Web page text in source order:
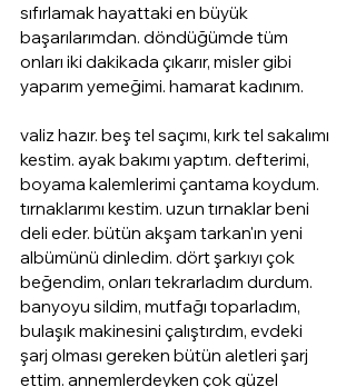
sıfırlamak hayattaki en büyük
başarılarımdan. döndüğümde tüm
onları iki dakikada çıkarır, misler gibi
yaparım yemeğimi. hamarat kadınım.
valiz hazır. beş tel saçımı, kırk tel sakalımı
kestim. ayak bakımı yaptım. defterimi,
boyama kalemlerimi çantama koydum.
tırnaklarımı kestim. uzun tırnaklar beni
deli eder. bütün akşam tarkan'ın yeni
albümünü dinledim. dört şarkıyı çok
beğendim, onları tekrarladım durdum.
banyoyu sildim, mutfağı toparladım,
bulaşık makinesini çalıştırdım, evdeki
şarj olması gereken bütün aletleri şarj
ettim. annemlerdeyken çok güzel